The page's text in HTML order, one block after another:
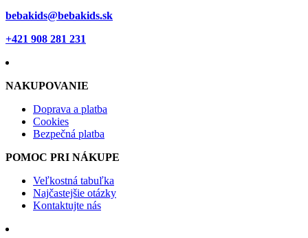
bebakids@bebakids.sk
+421 908 281 231
NAKUPOVANIE
Doprava a platba
Cookies
Bezpečná platba
POMOC PRI NÁKUPE
Veľkostná tabuľka
Najčastejšie otázky
Kontaktujte nás